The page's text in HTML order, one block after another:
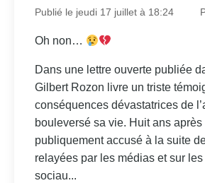
Publié le jeudi 17 juillet à 18:24
Oh non…
Dans une lettre ouverte publiée
Gilbert Rozon livre un triste
conséquences dévastatrices de
bouleversé sa vie. Huit ans après
publiquement accusé à la suite
relayées par les médias et sur
sociau...